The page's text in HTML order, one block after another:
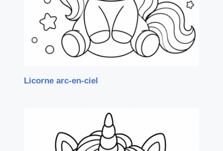
Licorne arc-en-ciel